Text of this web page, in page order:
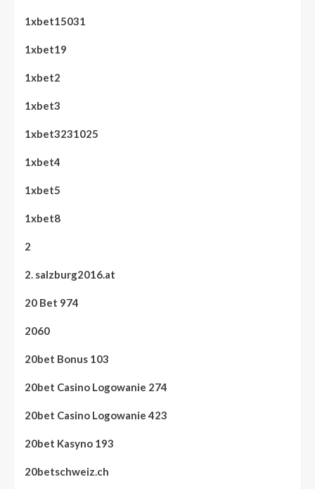
1xbet15031
1xbet19
1xbet2
1xbet3
1xbet3231025
1xbet4
1xbet5
1xbet8
2
2. salzburg2016.at
20 Bet 974
2060
20bet Bonus 103
20bet Casino Logowanie 274
20bet Casino Logowanie 423
20bet Kasyno 193
20betschweiz.ch